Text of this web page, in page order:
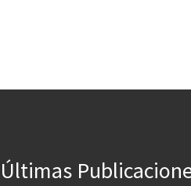
Últimas